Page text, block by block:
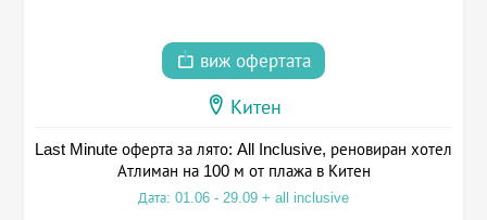
виж офертата
Китен
Last Minute оферта за лято: All Inclusive, реновиран хотел
Атлиман на 100 м от плажа в Китен
Дата: 01.06 - 29.09 + all inclusive